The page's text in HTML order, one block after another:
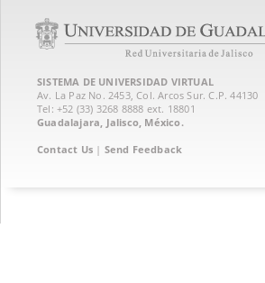
SISTEMA DE UNIVERSIDAD VIRTUAL
Av. La Paz No. 2453, Col. Arcos Sur. C.P. 44130
Tel: +52 (33) 3268 8888‏ ext. 18801
Guadalajara, Jalisco, México.
Contact Us | Send Feedback